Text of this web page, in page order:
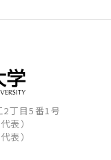
丁目5番1号
表）
表）